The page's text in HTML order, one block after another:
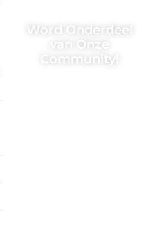
Word Onderdeel
van Onze
Community!